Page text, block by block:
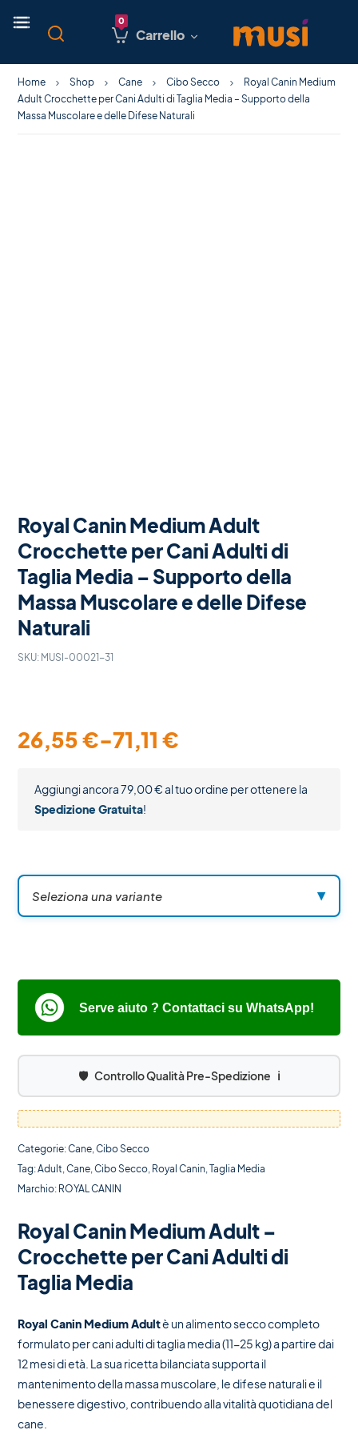
Carrello
Home Shop Cane Cibo Secco
Royal Canin Medium
Adult Crocchette per Cani Adulti di Taglia Media – Supporto della
Massa Muscolare e delle Difese Naturali
Royal Canin Medium Adult
Crocchette per Cani Adulti di
Taglia Media – Supporto della
Massa Muscolare e delle Difese
Naturali
SKU: MUSI-00021-31
26,55€-71,11€
Aggiungi ancora79,00€al tuo ordine per ottenere la
Spedizione Gratuita!
Seleziona una variante ▼
Serve aiuto ? Contattaci su WhatsApp!
🛡️ Controllo Qualità Pre-Spedizione ℹ️
Categorie:Cane,Cibo Secco
Tag:Adult,Cane,Cibo Secco, Royal Canin,Taglia Media
Marchio: ROYAL CANIN
Royal Canin Medium Adult –
Crocchette per Cani Adulti di
Taglia Media
Royal Canin Medium Adultè un alimento secco completo
formulato per cani adulti di taglia media (11-25 kg) a partire dai
12 mesi di età. La sua ricetta bilanciata supporta il
mantenimento della massa muscolare, le difese naturali e il
benessere digestivo, contribuendo alla vitalità quotidiana del
cane.